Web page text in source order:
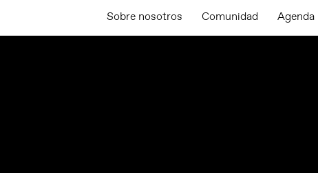
Sobre nosotros Comunidad Agenda